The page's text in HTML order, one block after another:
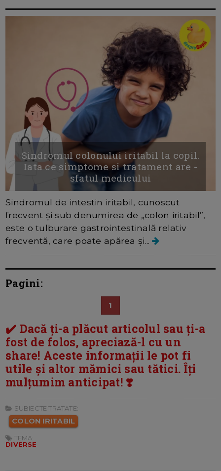
Sindromul colonului iritabil la copil.
Iata ce simptome si tratament are -
sfatul medicului
Sindromul de intestin iritabil, cunoscut
frecvent și sub denumirea de „colon iritabil”,
este o tulburare gastrointestinală relativ
frecventă, care poate apărea și...
Pagini:
1
✔️ Dacă ți-a plăcut articolul sau ți-a
fost de folos, apreciază-l cu un
share! Aceste informații le pot fi
utile și altor mămici sau tătici. Îți
mulțumim anticipat! ❣️
SUBIECTE TRATATE:
COLON IRITABIL
TEMA:
DIVERSE